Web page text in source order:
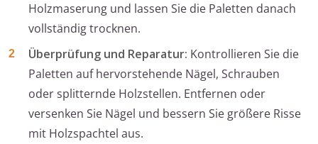
Holzmaserung und lassen Sie die Paletten danach
vollständig trocknen.
Überprüfung und Reparatur: Kontrollieren Sie die
Paletten auf hervorstehende Nägel, Schrauben
oder splitternde Holzstellen. Entfernen oder
versenken Sie Nägel und bessern Sie größere Risse
mit Holzspachtel aus.